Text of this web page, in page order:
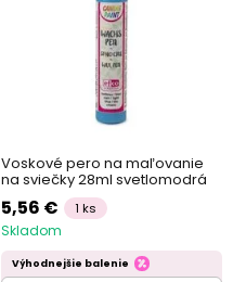
Voskové pero na maľovanie
na sviečky 28ml svetlomodrá
5,56 € 1 ks
Skladom
Výhodnejšie balenie